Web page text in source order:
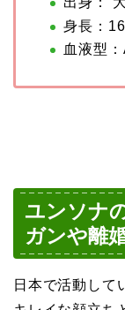
身長：
血液型
ユンソナ
ガンや離
日本で活動して